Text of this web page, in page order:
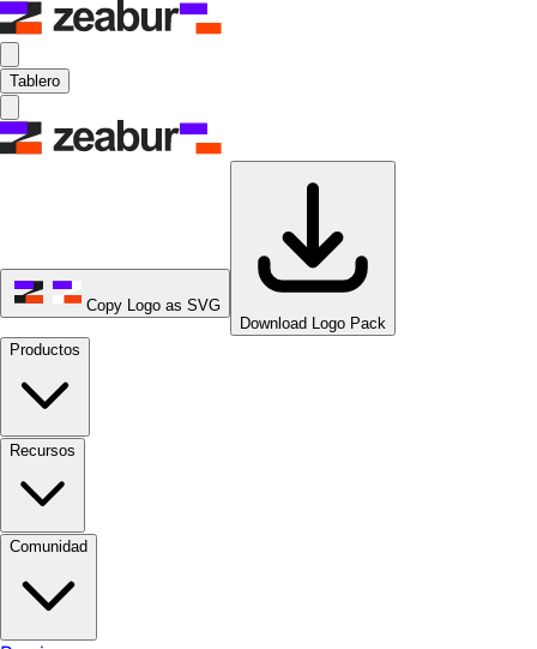
Tablero
Copy Logo as SVG
Download Logo Pack
Productos
Recursos
Comunidad